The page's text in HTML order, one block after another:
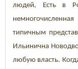
людей, Есть в
типичным
Ильинична
любую власть.